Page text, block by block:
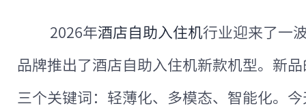
2026年酒店自助入住机行业迎来了一
品牌推出了酒店自助入住机新款机型。新
三个关键词：轻薄化、多模态、智能化。